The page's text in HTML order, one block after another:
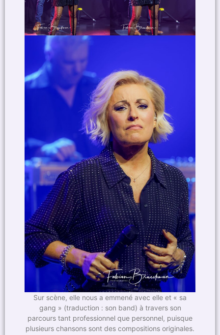
Sur scène, elle nous a emmené avec elle et « sa
gang » (traduction : son band) à travers son
parcours tant professionnel que personnel, puisque
plusieurs chansons sont des compositions originales.